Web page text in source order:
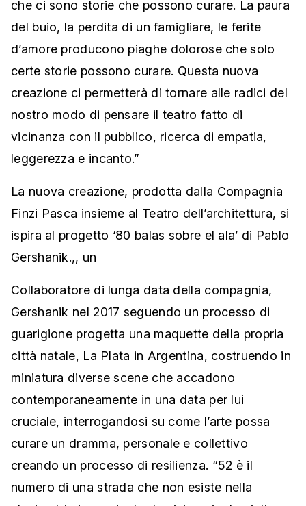
che ci sono storie che possono curare. La paura
del buio, la perdita di un famigliare, le ferite
d’amore producono piaghe dolorose che solo
certe storie possono curare. Questa nuova
creazione ci permetterà di tornare alle radici del
nostro modo di pensare il teatro fatto di
vicinanza con il pubblico, ricerca di empatia,
leggerezza e incanto.”
La nuova creazione, prodotta dalla Compagnia
Finzi Pasca insieme al Teatro dell’architettura, si
ispira al progetto ‘80 balas sobre el ala’ di Pablo
Gershanik.,, un
Collaboratore di lunga data della compagnia,
Gershanik nel 2017 seguendo un processo di
guarigione progetta una maquette della propria
città natale, La Plata in Argentina, costruendo in
miniatura diverse scene che accadono
contemporaneamente in una data per lui
cruciale, interrogandosi su come l’arte possa
curare un dramma, personale e collettivo
creando un processo di resilienza. “52 è il
numero di una strada che non esiste nella